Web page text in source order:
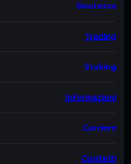
Sicurezza
Trading
Staking
Informazioni
Carriere
Contatti